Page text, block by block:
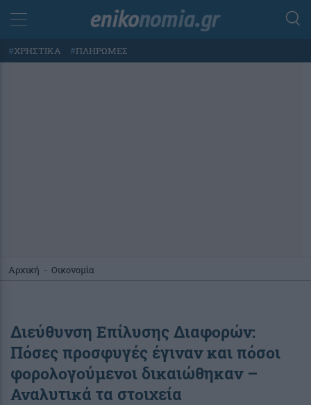
#ΧΡΗΣΤΙΚΑ #ΠΛΗΡΩΜΕΣ
Αρχική - Οικονομία
Διεύθυνση Επίλυσης Διαφορών:
Πόσες προσφυγές έγιναν και πόσοι
φορολογούμενοι δικαιώθηκαν –
Αναλυτικά τα στοιχεία